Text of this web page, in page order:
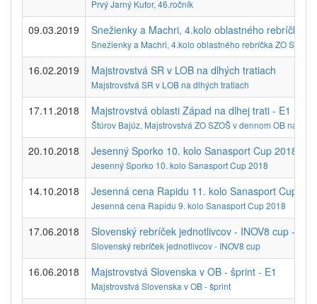
Prvý Jarný Kufor, 46.ročník
09.03.2019 Snežienky a Machri, 4.kolo oblastného rebríčka
Snežienky a Machri, 4.kolo oblastného rebríčka ZO SZOŠ
16.02.2019 Majstrovstvá SR v LOB na dlhých tratiach
Majstrovstvá SR v LOB na dlhých tratiach
17.11.2018 Majstrovstvá oblasti Západ na dlhej trati - E1
Štúrov Bajúz, Majstrovstvá ZO SZOŠ v dennom OB na
20.10.2018 Jesenný Sporko 10. kolo Sanasport Cup 2018 -
Jesenný Sporko 10. kolo Sanasport Cup 2018
14.10.2018 Jesenná cena Rapidu 11. kolo Sanasport Cup
Jesenná cena Rapidu 9. kolo Sanasport Cup 2018
17.06.2018 Slovenský rebríček jednotlivcov - INOV8 cup - E1
Slovenský rebríček jednotlivcov - INOV8 cup
16.06.2018 Majstrovstvá Slovenska v OB - šprint - E1
Majstrovstvá Slovenska v OB - šprint